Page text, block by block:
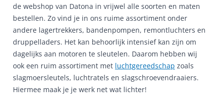
de webshop van Datona in vrijwel alle soorten en maten
bestellen. Zo vind je in ons ruime assortiment onder
andere lagertrekkers, bandenpompen, remontluchters en
druppelladers. Het kan behoorlijk intensief kan zijn om
dagelijks aan motoren te sleutelen. Daarom hebben wij
ook een ruim assortiment met luchtgereedschap zoals
slagmoersleutels, luchtratels en slagschroevendraaiers.
Hiermee maak je je werk net wat lichter!